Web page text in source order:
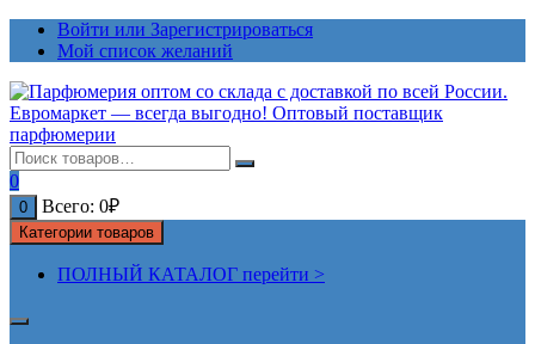
ПерейтиВойти или Зарегистрироваться
Мой список желаний
0
0 Всего: 0₽
Категории товаров
ПОЛНЫЙ КАТАЛОГ перейти >